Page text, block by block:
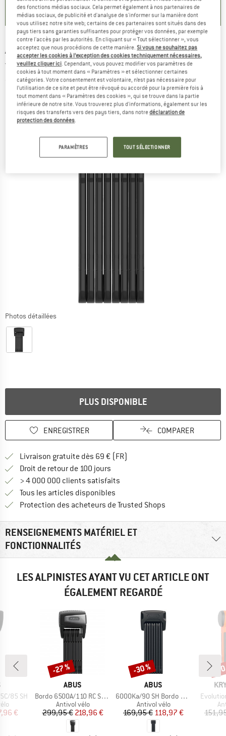
4,0( 1)
ABUS - 6500K/120 SH Bordo Granit - Antivol
vélo
(0)
Photos détaillées
PLUS DISPONIBLE
ENREGISTRER COMPARER
Livraison gratuite dès 69 € (FR)
Droit de retour de 100 jours
> 4 000 000 clients satisfaits
Tous les articles disponibles
Protection des acheteurs de Trusted Shops
RENSEIGNEMENTS MATÉRIEL ET
FONCTIONNALITÉS
LES ALPINISTES AYANT VU CET ARTICLE ONT
ÉGALEMENT REGARDÉ
85 SH
réduit
€
MARQUE
ABUS
Article
Bordo 6500A/110 RC Smart X
Product group
Antivol vélo
Prix
299,95 €Prix réduit
218,96 €
Remise
-27 %
MARQUE
ABUS
Article
6000Ka/90 SH Bordo Alarm
Product group
Antivol vélo
Prix
169,95 €Prix réduit
118,97 €
Remise
-30 %
Article
-
des fonctions médias sociaux. Cela permet également à nos partenaires de
médias sociaux, de publicité et d'analyse de s'informer sur la manière dont
vous utilisez notre site web; certains de ces partenaires sont situés dans des
pays tiers sans garanties suffisantes pour protéger vos données, par exemple
contre l'accès par les autorités. En cliquant sur « Tout sélectionner », vous
acceptez que nous procédions de cette manière.Si vous ne souhaitez pas
accepter les cookies à l’exception des cookies techniquement nécessaires,
veuillez cliquer ici. Cependant, vous pouvez modifier vos paramètres de
cookies à tout moment dans « Paramètres » et sélectionner certaines
catégories. Votre consentement est volontaire, n’est pas nécessaire pour
l’utilisation de ce site et peut être révoqué ou accordé pour la première fois à
tout moment dans « Paramètres des cookies », qui se trouve dans la partie
inférieure de notre site. Vous trouverez plus d'informations, également sur les
risques des transferts vers des pays tiers, dans notredéclaration de
protection des données.
PARAMÈTRES TOUT SÉLECTIONNER